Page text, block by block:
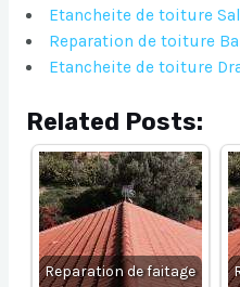
Etancheite de toiture
Reparation de toiture
Etancheite de toiture
Related Posts:
Reparation de faitage